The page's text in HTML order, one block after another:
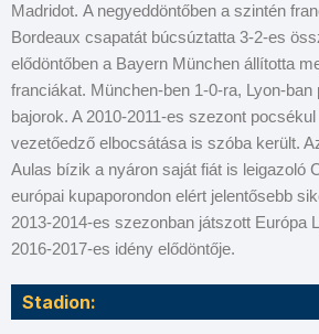
Madridot. A negyeddöntőben a szintén
Bordeaux csapatát búcsúztatta 3-2-es
elődöntőben a Bayern München állította
franciákat. München-ben 1-0-ra, Lyon-
bajorok. A 2010-2011-es szezont
vezetőedző elbocsátása is szóba került.
Aulas bízik a nyáron saját fiát is leigazoló
európai kupaporondon elért jelentősebb
2013-2014-es szezonban játszott Európa
2016-2017-es idény elődöntője.
Stadion: